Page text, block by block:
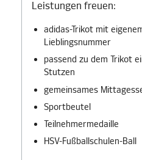
Leistungen freuen:
adidas-Trikot mit
Lieblingsnummer
passend zu dem Trikot
Stutzen
gemeinsames
Sportbeutel
Teilnehmermedaille
HSV-Fußballschulen-Ball